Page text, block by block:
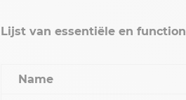
Lijst van essentiële en
Name